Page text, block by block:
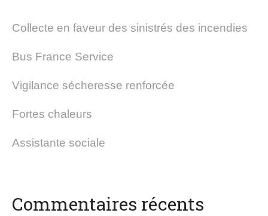
Collecte en faveur des sinistrés des incendies
Bus France Service
Vigilance sécheresse renforcée
Fortes chaleurs
Assistante sociale
Commentaires récents